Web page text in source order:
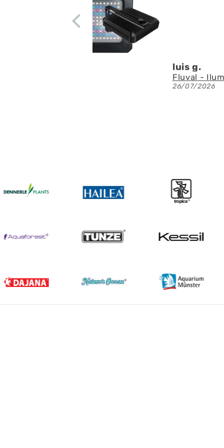
Denis
23/07/2026